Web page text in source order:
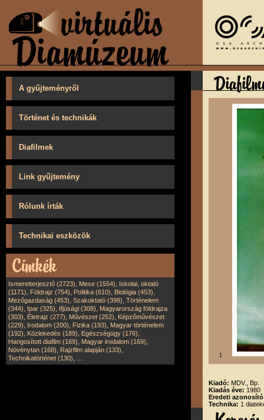
A gyűjteményről
Történet és technikák
Diafilmek
Link gyűjtemény
Rólunk írták
Technikai eszközök
Ismeretterjesztő (2723), Mese (1554), Iskolai, oktató
(1171), Földrajz (754), Politika (610), Biológia (453),
Mezőgazdaság (453), Szakoktató (398), Történelem
(344), Ipar (325), Ifjúsági (308), Magyarország földrajza
(303), Életrajz (277), Művészet (252), Képzőművészet
(229), Irodalom (200), Fizika (193), Magyar történelem
(192), Közlekedés (189), Egészségügy (176),
Hangosított diafilm (169), Magyar irodalom (169),
Növénytan (168), Rajzfilm alapján (133),
Technikatörténet (130), 1
Kiadó: MDV., Bp.
Kiadás éve: 1980
Eredeti
Technika: 1